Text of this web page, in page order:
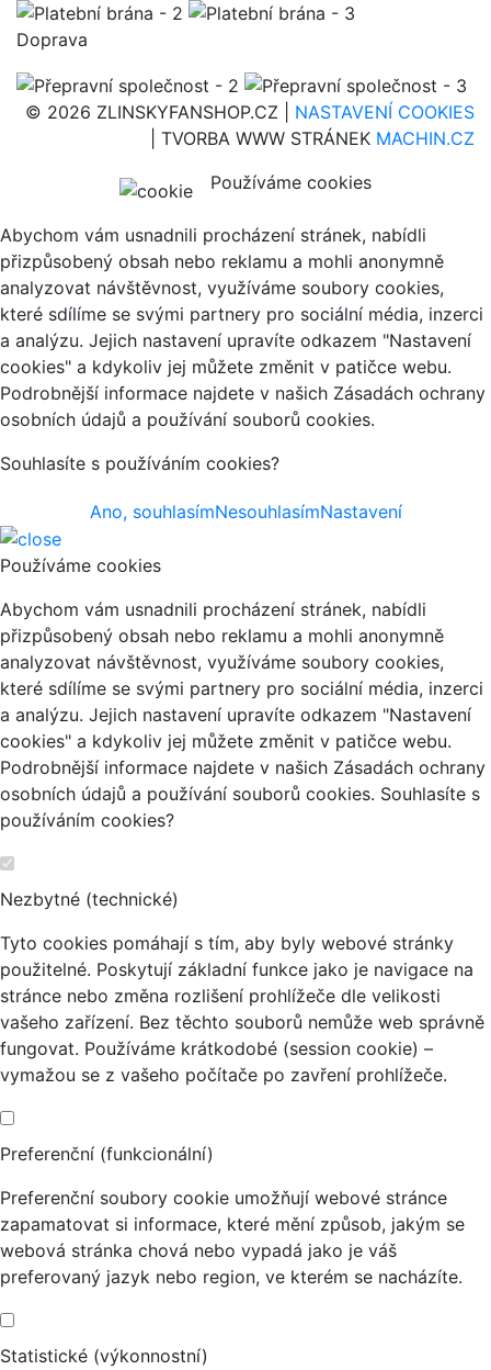
Doprava
© 2026 ZLINSKYFANSHOP.CZ | NASTAVENÍ COOKIES
| TVORBA WWW STRÁNEK MACHIN.CZ
Používáme cookies
Abychom vám usnadnili procházení stránek, nabídli
přizpůsobený obsah nebo reklamu a mohli anonymně
analyzovat návštěvnost, využíváme soubory cookies,
které sdílíme se svými partnery pro sociální média, inzerci
a analýzu. Jejich nastavení upravíte odkazem "Nastavení
cookies" a kdykoliv jej můžete změnit v patičce webu.
Podrobnější informace najdete v našich Zásadách ochrany
osobních údajů a používání souborů cookies.
Souhlasíte s používáním cookies?
Ano, souhlasímNesouhlasímNastavení
Používáme cookies
Abychom vám usnadnili procházení stránek, nabídli
přizpůsobený obsah nebo reklamu a mohli anonymně
analyzovat návštěvnost, využíváme soubory cookies,
které sdílíme se svými partnery pro sociální média, inzerci
a analýzu. Jejich nastavení upravíte odkazem "Nastavení
cookies" a kdykoliv jej můžete změnit v patičce webu.
Podrobnější informace najdete v našich Zásadách ochrany
osobních údajů a používání souborů cookies. Souhlasíte s
používáním cookies?
Nezbytné (technické)
Tyto cookies pomáhají s tím, aby byly webové stránky
použitelné. Poskytují základní funkce jako je navigace na
stránce nebo změna rozlišení prohlížeče dle velikosti
vašeho zařízení. Bez těchto souborů nemůže web správně
fungovat. Používáme krátkodobé (session cookie) –
vymažou se z vašeho počítače po zavření prohlížeče.
Preferenční (funkcionální)
Preferenční soubory cookie umožňují webové stránce
zapamatovat si informace, které mění způsob, jakým se
webová stránka chová nebo vypadá jako je váš
preferovaný jazyk nebo region, ve kterém se nacházíte.
Statistické (výkonnostní)